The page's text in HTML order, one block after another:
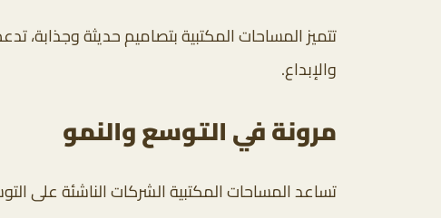
تتميز المساحات المكتبية بتصاميم حديثة وجذابة،
والإبداع.
مرونة في التوسع والنمو
تساعد المساحات المكتبية الشركات الناشئة على